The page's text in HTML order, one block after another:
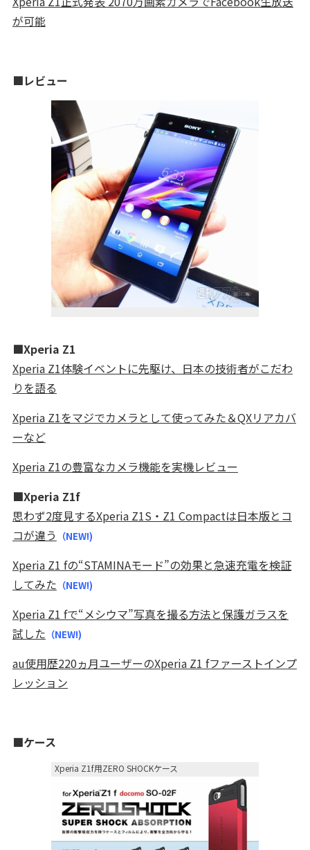
が可能
■レビュー
■Xperia Z1
Xperia Z1体験イベントに先駆け、日本の技術者がこだわ
りを語る
Xperia Z1をマジでカメラとして使ってみた＆QXリアカバ
ーなど
Xperia Z1の豊富なカメラ機能を実機レビュー
■Xperia Z1f
思わず2度見するXperia Z1S・Z1 Compactは日本版とコ
コが違う
（NEW!)
Xperia Z1 fの“STAMINAモード”の効果と急速充電を検証
してみた （NEW!)
Xperia Z1 fで“メシウマ”写真を撮る方法と保護ガラスを
試した （NEW!)
au使用歴220ヵ月ユーザーのXperia Z1 fファーストインプ
レッション
■ケース
Xperia Z1f用ZERO SHOCKケース